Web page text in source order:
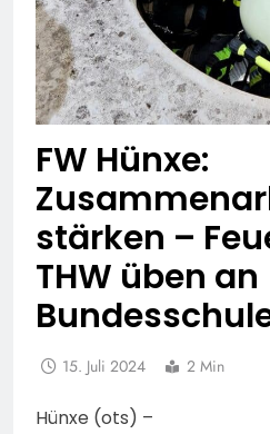
FW Hünxe:
stärken –
THW üben an
15. Juli 2024 2 Min
Hünxe (ots) –